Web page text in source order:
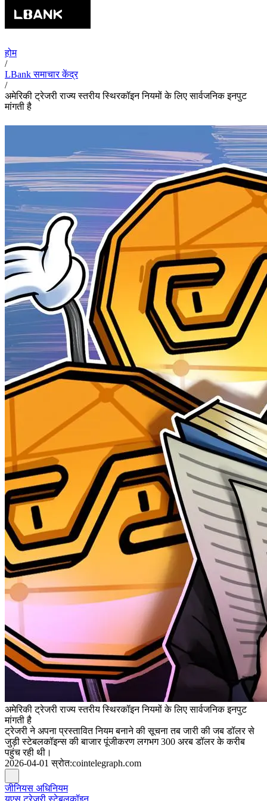
होम
/
LBank समाचार केंद्र
/
अमेरिकी ट्रेजरी राज्य स्तरीय स्थिरकॉइन नियमों के लिए सार्वजनिक इनपुट
मांगती है
अमेरिकी ट्रेजरी राज्य स्तरीय स्थिरकॉइन नियमों के लिए सार्वजनिक इनपुट
मांगती है
ट्रेजरी ने अपना प्रस्तावित नियम बनाने की सूचना तब जारी की जब डॉलर से
जुड़ी स्टेबलकॉइन्स की बाजार पूंजीकरण लगभग 300 अरब डॉलर के करीब
पहुंच रही थी।
2026-04-01 स्रोत:cointelegraph.com
जीनियस अधिनियम
यूएस ट्रेजरी स्टेबलकॉइन